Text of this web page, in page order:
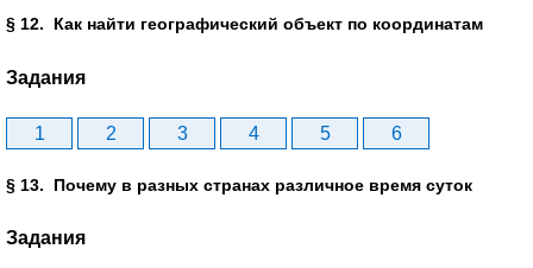
§ 12. Как найти географический объект по координатам
Задания
1 2 3 4 5 6
§ 13. Почему в разных странах различное время суток
Задания